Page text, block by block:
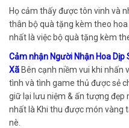
Họ cảm thấy được tôn vinh và
thân bộ quà tặng kèm theo
nhất là việc bộ quà tặng kèm
Cảm nhận Người Nhận Hoa
Xã Bên cạnh niềm vui khi nhấn
tình và tình game thủ được sẻ
giữ lại lưu niệm & ấn tượng đẹp
nhất là Khi thu được món vàng
nè.